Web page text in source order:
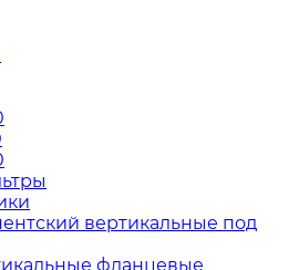
вертикальные под
фланцевые